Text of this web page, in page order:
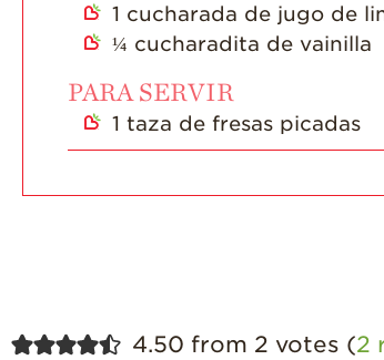
1 cucharada de jugo de
¼ cucharadita de vainilla
PARA SERVIR
1 taza de fresas picadas
4.50 from 2 votes (2